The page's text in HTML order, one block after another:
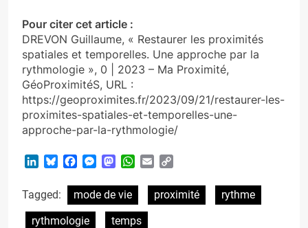
Pour citer cet article :
DREVON Guillaume, « Restaurer les proximités
spatiales et temporelles. Une approche par la
rythmologie », 0 | 2023 – Ma Proximité,
GéoProximitéS, URL :
https://geoproximites.fr/2023/09/21/restaurer-les-
proximites-spatiales-et-temporelles-une-
approche-par-la-rythmologie/
LinkedInBlueskyFacebook
Messenger
Mastodon
WhatsApp
Email
Tagged: mode de vie proximité
rythme
rythmologie
temps